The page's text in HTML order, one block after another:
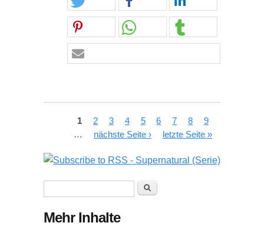
Seiten
1 2 3 4 5 6 7 8
9
…
nächste Seite › letzte Seite »
Suche
Mehr Inhalte